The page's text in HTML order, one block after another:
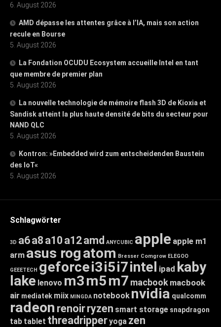
6. August 2026
AMD dépasse les attentes grâce à l’IA, mais son action
recule en Bourse
5. August 2026
La Fondation OCUDU Ecosystem accueille Intel en tant
que membre de premier plan
5. August 2026
La nouvelle technologie de mémoire flash 3D de Kioxia et
Sandisk atteint la plus haute densité de bits du secteur pour
NAND QLC
5. August 2026
Kontron: »Embedded wird zum entscheidenden Baustein
des IoT«
5. August 2026
Schlagwörter
3D a6a8 a10 a12amd ANYCUBIC apple apple m1
arm asus rogatom Bresser Comgrow ELEGOO
GEEETECH geforcei3i5i7intel ipad kaby
lake lenovo m3m5m7 macbook macbook
air mediatek miix MINGDA notebook nvidia qualcomm
radeon renoirryzen smart storage snapdragon
tab tablet threadripperyoga zen